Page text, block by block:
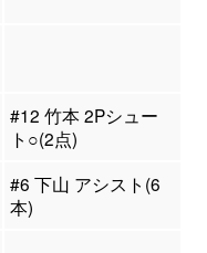
#12 竹本 2Pシュー
ト○(2点)
#6 下山 アシスト(6
本)